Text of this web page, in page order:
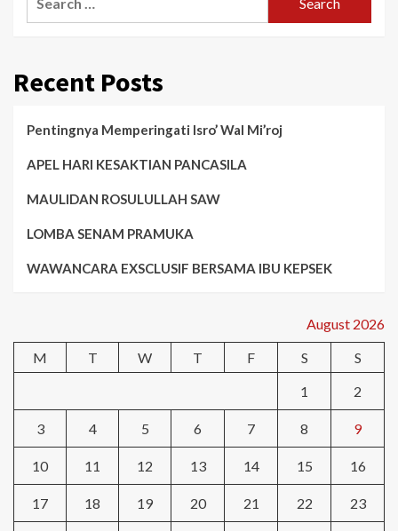
Recent Posts
Pentingnya Memperingati Isro’ Wal Mi’roj
APEL HARI KESAKTIAN PANCASILA
MAULIDAN ROSULULLAH SAW
LOMBA SENAM PRAMUKA
WAWANCARA EXSCLUSIF BERSAMA IBU KEPSEK
August 2026
M
T W T F S
S
1
2
3 4 5 6 7 8 9
10 11 12 13 14 15 16
17 18 19 20 21 22 23